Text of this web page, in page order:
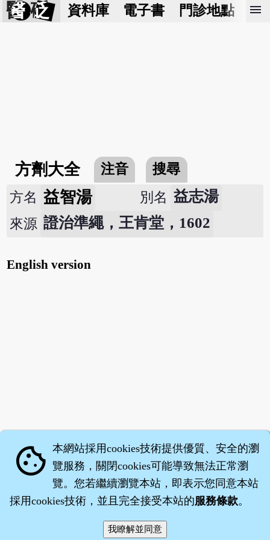
醫 砭 資料庫 電子書 門診地點 預
menu
方劑大全 注音
搜尋
方名 益智湯 別名 益志湯
來源 證治準繩，王肯堂，1602
English version
‧沈藥子©2008～2026
cookie 本網站採用cookies技術提供優質、安全的瀏
覽服務，關閉cookies可能導致無法正常瀏
覽。您若繼續瀏覽本站，即表示您同意本站
採用cookies技術，並且完全接受本站的服務條款。